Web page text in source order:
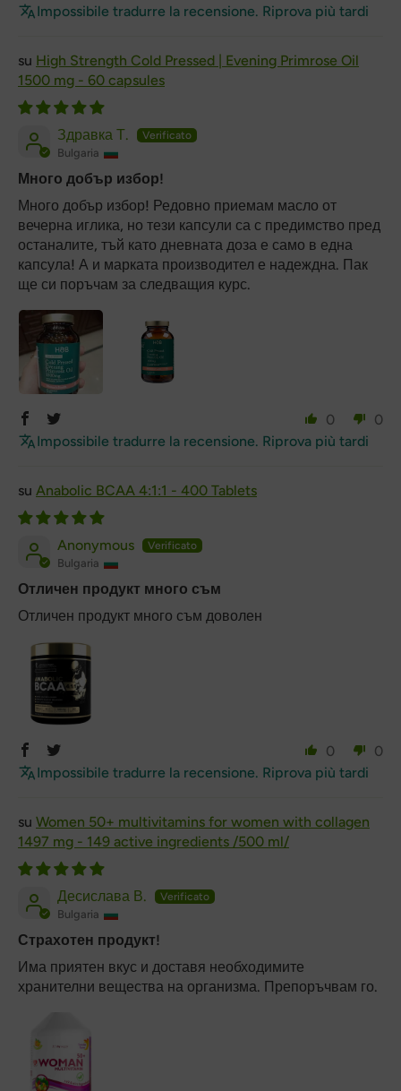
Impossibile tradurre la recensione. Riprova più tardi
High Strength Cold Pressed | Evening Primrose Oil
1500 mg - 60 capsules
Здравка Т.
Bulgaria
Много добър избор!
Много добър избор! Редовно приемам масло от
вечерна иглика, но тези капсули са с предимство пред
останалите, тъй като дневната доза е само в една
капсула! А и марката производител е надеждна. Пак
ще си поръчам за следващия курс.
0
0
Impossibile tradurre la recensione. Riprova più tardi
Anabolic BCAA 4:1:1 - 400 Tablets
Anonymous
Bulgaria
Отличен продукт много съм
Отличен продукт много съм доволен
0
0
Impossibile tradurre la recensione. Riprova più tardi
Women 50+ multivitamins for women with collagen
1497 mg - 149 active ingredients /500 ml/
Десислава В.
Bulgaria
Страхотен продукт!
Има приятен вкус и доставя необходимите
хранителни вещества на организма. Препоръчвам го.